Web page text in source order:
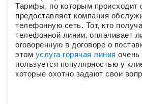
Тарифы, по которым происходит
предоставляет компания
телефонную сеть. Тот, кто
телефонной линии, оплачивает
оговоренную в договоре о
этом услуга горячая линия очень
пользуется популярностью у
которые охотно задают свои